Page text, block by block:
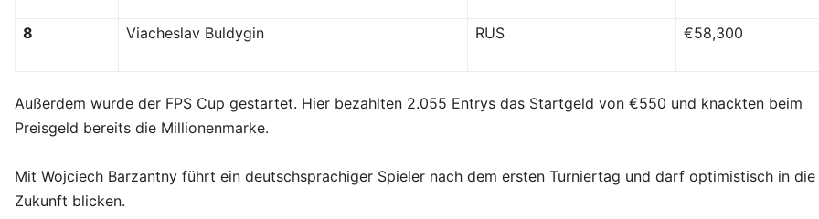
8 Viacheslav Buldygin RUS €58,300
Außerdem wurde der FPS Cup gestartet. Hier bezahlten 2.055 Entrys das Startgeld von €550 und knackten beim
Preisgeld bereits die Millionenmarke.
Mit Wojciech Barzantny führt ein deutschsprachiger Spieler nach dem ersten Turniertag und darf optimistisch in die
Zukunft blicken.